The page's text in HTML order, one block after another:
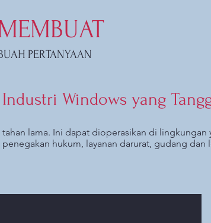
PERTANYAAN
Windows yang
lama. Ini dapat dioperasikan di lingkungan
hukum, layanan darurat, gudang